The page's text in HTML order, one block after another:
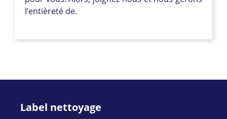
l’entièreté de.
Label nettoyage